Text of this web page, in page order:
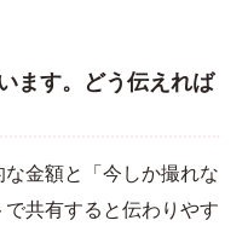
ます。どう伝えれば
金額と「今しか撮れな
共有すると伝わりやす